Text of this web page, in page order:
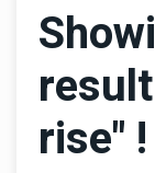
rise" !